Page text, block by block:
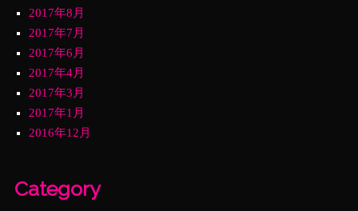
2017年8月
2017年7月
2017年6月
2017年4月
2017年3月
2017年1月
2016年12月
Category